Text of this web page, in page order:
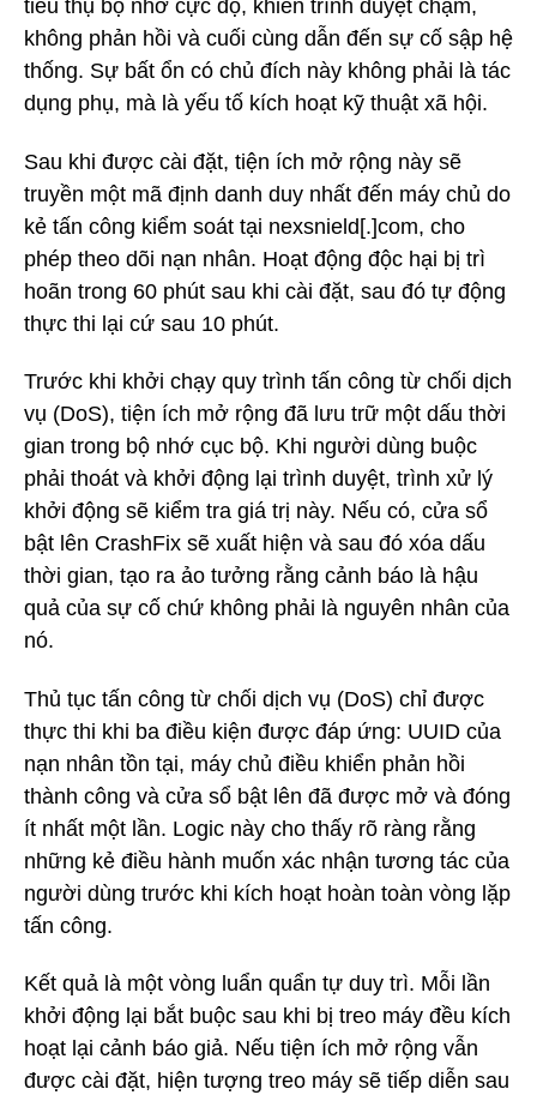
tiêu thụ bộ nhớ cực độ, khiến trình duyệt chậm,
không phản hồi và cuối cùng dẫn đến sự cố sập hệ
thống. Sự bất ổn có chủ đích này không phải là tác
dụng phụ, mà là yếu tố kích hoạt kỹ thuật xã hội.
Sau khi được cài đặt, tiện ích mở rộng này sẽ
truyền một mã định danh duy nhất đến máy chủ do
kẻ tấn công kiểm soát tại nexsnield[.]com, cho
phép theo dõi nạn nhân. Hoạt động độc hại bị trì
hoãn trong 60 phút sau khi cài đặt, sau đó tự động
thực thi lại cứ sau 10 phút.
Trước khi khởi chạy quy trình tấn công từ chối dịch
vụ (DoS), tiện ích mở rộng đã lưu trữ một dấu thời
gian trong bộ nhớ cục bộ. Khi người dùng buộc
phải thoát và khởi động lại trình duyệt, trình xử lý
khởi động sẽ kiểm tra giá trị này. Nếu có, cửa sổ
bật lên CrashFix sẽ xuất hiện và sau đó xóa dấu
thời gian, tạo ra ảo tưởng rằng cảnh báo là hậu
quả của sự cố chứ không phải là nguyên nhân của
nó.
Thủ tục tấn công từ chối dịch vụ (DoS) chỉ được
thực thi khi ba điều kiện được đáp ứng: UUID của
nạn nhân tồn tại, máy chủ điều khiển phản hồi
thành công và cửa sổ bật lên đã được mở và đóng
ít nhất một lần. Logic này cho thấy rõ ràng rằng
những kẻ điều hành muốn xác nhận tương tác của
người dùng trước khi kích hoạt hoàn toàn vòng lặp
tấn công.
Kết quả là một vòng luẩn quẩn tự duy trì. Mỗi lần
khởi động lại bắt buộc sau khi bị treo máy đều kích
hoạt lại cảnh báo giả. Nếu tiện ích mở rộng vẫn
được cài đặt, hiện tượng treo máy sẽ tiếp diễn sau